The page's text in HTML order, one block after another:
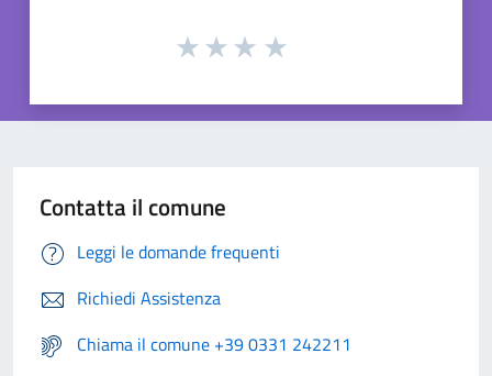
Contatta il comune
Leggi le domande frequenti
Richiedi Assistenza
Chiama il comune +39 0331 242211